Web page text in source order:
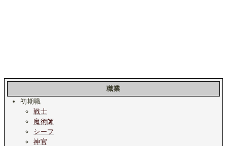
職業
初期職
戦士
魔術師
シーフ
神官